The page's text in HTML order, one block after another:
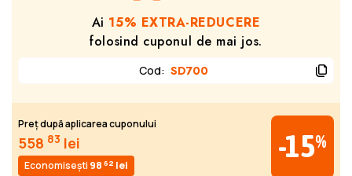
Ai 15% EXTRA-REDUCERE
folosind cuponul de mai jos.
Cod: SD700
Preț după aplicarea cuponului
558 83 lei
Economisești 98 62 lei
-15%